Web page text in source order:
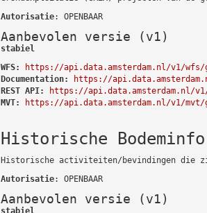
Autorisatie: OPENBAAR
Aanbevolen versie (v1)
stabiel
WFS:
https://api.data.amsterdam.nl/v1/wfs/
Documentation:
https://
REST API:
https://api.data.amsterdam.nl/
MVT:
https://api.data.amsterdam.nl/v1/mvt/
Historische
Historische activiteiten/bevindingen die
Autorisatie: OPENBAAR
Aanbevolen versie (v1)
stabiel